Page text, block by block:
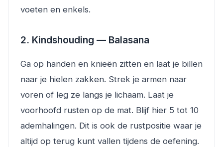
voeten en enkels.
2. Kindshouding — Balasana
Ga op handen en knieën zitten en laat je billen
naar je hielen zakken. Strek je armen naar
voren of leg ze langs je lichaam. Laat je
voorhoofd rusten op de mat. Blijf hier 5 tot 10
ademhalingen. Dit is ook de rustpositie waar je
altijd op terug kunt vallen tijdens de oefening.